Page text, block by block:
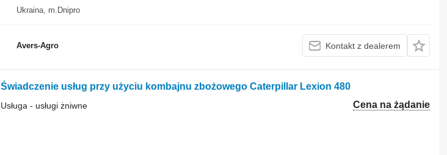
Ukraina, m.Dnipro
Avers-Agro Kontakt z dealerem
Świadczenie usług przy użyciu kombajnu zbożowego Caterpillar Lexion 480
Cena na żądanie
Usługa - usługi żniwne